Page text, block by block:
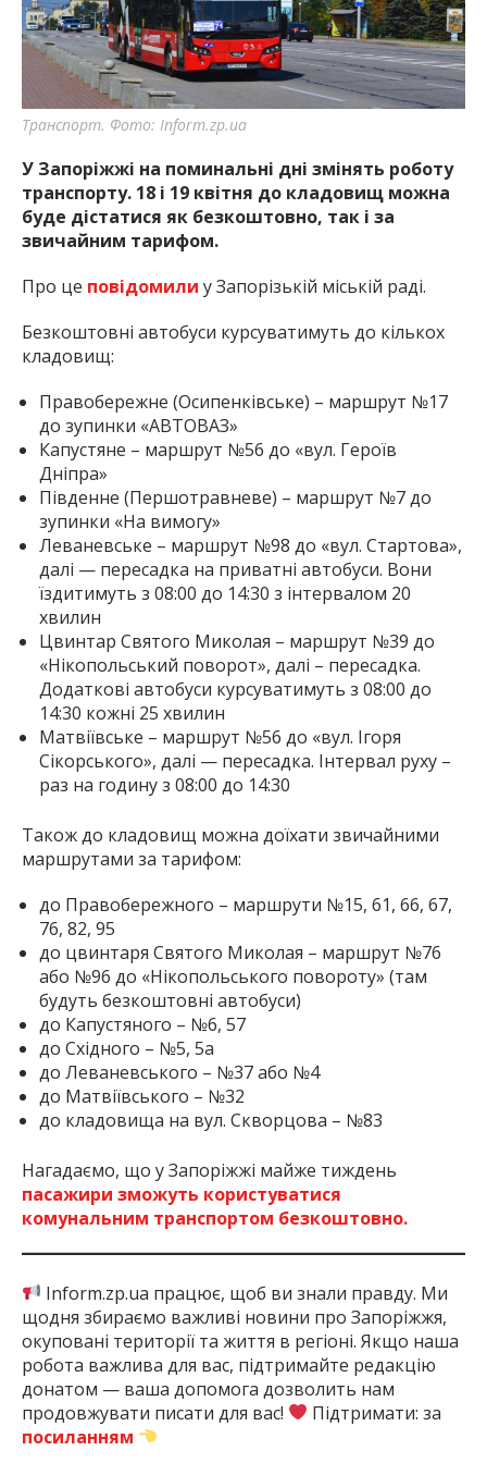
найважливішу інформацію про події
міста Запоріжжя та області.
Транспорт. Фото: Inform.zp.ua
У Запоріжжі на поминальні дні змінять роботу
транспорту. 18 і 19 квітня до кладовищ можна
буде дістатися як безкоштовно, так і за
звичайним тарифом.
Про це повідомили у Запорізькій міській раді.
Безкоштовні автобуси курсуватимуть до кількох
кладовищ:
Правобережне (Осипенківське) – маршрут №17
до зупинки «АВТОВАЗ»
Капустяне – маршрут №56 до «вул. Героїв
Дніпра»
Південне (Першотравневе) – маршрут №7 до
зупинки «На вимогу»
Леваневське – маршрут №98 до «вул. Стартова»,
далі — пересадка на приватні автобуси. Вони
їздитимуть з 08:00 до 14:30 з інтервалом 20
хвилин
Цвинтар Святого Миколая – маршрут №39 до
«Нікопольський поворот», далі – пересадка.
Додаткові автобуси курсуватимуть з 08:00 до
14:30 кожні 25 хвилин
Матвіївське – маршрут №56 до «вул. Ігоря
Сікорського», далі — пересадка. Інтервал руху –
раз на годину з 08:00 до 14:30
Також до кладовищ можна доїхати звичайними
маршрутами за тарифом:
до Правобережного – маршрути №15, 61, 66, 67,
76, 82, 95
до цвинтаря Святого Миколая – маршрут №76
або №96 до «Нікопольського повороту» (там
будуть безкоштовні автобуси)
до Капустяного – №6, 57
до Східного – №5, 5а
до Леваневського – №37 або №4
до Матвіївського – №32
до кладовища на вул. Скворцова – №83
Нагадаємо, що у Запоріжжі майже тиждень
пасажири зможуть користуватися
комунальним транспортом безкоштовно.
Inform.zp.ua працює, щоб ви знали правду. Ми
щодня збираємо важливі новини про Запоріжжя,
окуповані території та життя в регіоні. Якщо наша
робота важлива для вас, підтримайте редакцію
донатом — ваша допомога дозволить нам
продовжувати писати для вас!
Підтримати: за
посиланням